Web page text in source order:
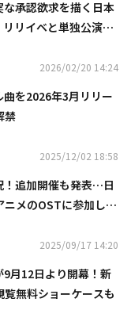
承認欲求を描く日本
リイベと単独公演決
2026/02/20 14:24
曲を2026年3月リリー
禁
2025/12/02 18:58
！追加開催も発表…日
メのOSTに参加した
2025/09/17 14:20
9月12日より開幕！新
無料ショーケースも